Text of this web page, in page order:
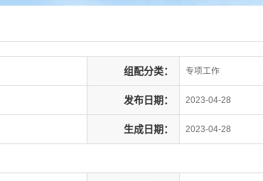
组配分类： 专项工作
发布日期： 2023-04-28
生成日期： 2023-04-28